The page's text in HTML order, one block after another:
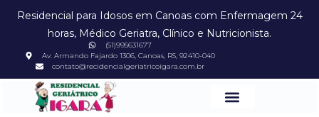
Residencial para Idosos em Canoas com Enfermagem 24
horas, Médico Geriatra, Clínico e Nutricionista.
(51)995631677
Av. Armando Fajardo 1306, Canoas, RS, 92410-040
contato@recidencialgeriatricoigara.com.br